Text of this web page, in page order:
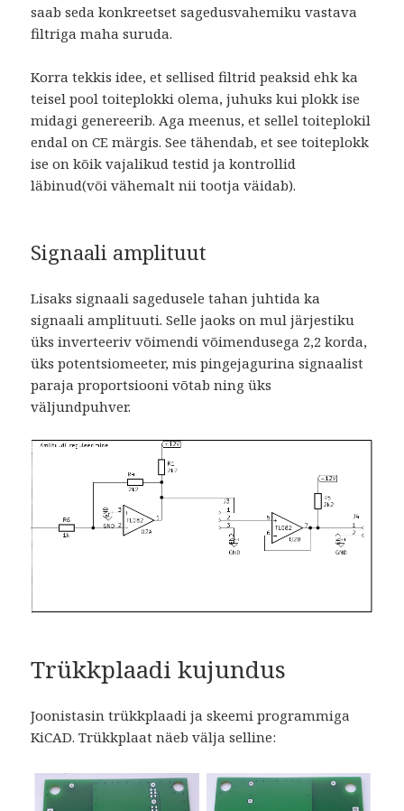
saab seda konkreetset sagedusvahemiku vastava
filtriga maha suruda.
Korra tekkis idee, et sellised filtrid peaksid ehk ka
teisel pool toiteplokki olema, juhuks kui plokk ise
midagi genereerib. Aga meenus, et sellel toiteplokil
endal on CE märgis. See tähendab, et see toiteplokk
ise on kõik vajalikud testid ja kontrollid
läbinud(või vähemalt nii tootja väidab).
Signaali amplituut
Lisaks signaali sagedusele tahan juhtida ka
signaali amplituuti. Selle jaoks on mul järjestiku
üks inverteeriv võimendi võimendusega 2,2 korda,
üks potentsiomeeter, mis pingejagurina signaalist
paraja proportsiooni võtab ning üks
väljundpuhver.
Trükkplaadi kujundus
Joonistasin trükkplaadi ja skeemi programmiga
KiCAD. Trükkplaat näeb välja selline: